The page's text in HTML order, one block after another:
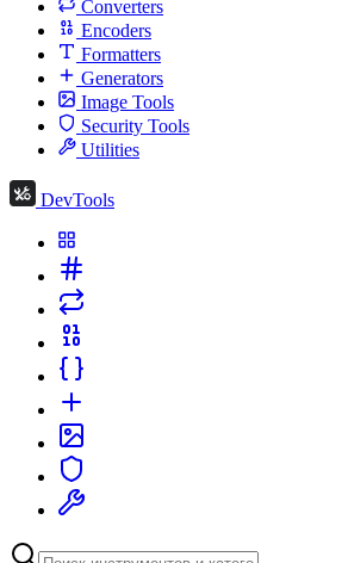
Converters
Encoders
Formatters
Generators
Image Tools
Security Tools
Utilities
DevTools